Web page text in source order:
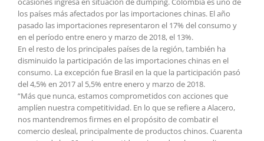
los países más afectados por las importaciones chinas. El año
pasado las importaciones representaron el 17% del consumo y
en el período entre enero y marzo de 2018, el 13%.
En el resto de los principales países de la región, también ha
disminuido la participación de las importaciones chinas en el
consumo. La excepción fue Brasil en la que la participación pasó
del 4,5% en 2017 al 5,5% entre enero y marzo de 2018.
“Más que nunca, estamos comprometidos con acciones que
amplíen nuestra competitividad. En lo que se refiere a Alacero,
nos mantendremos firmes en el propósito de combatir el
comercio desleal, principalmente de productos chinos. Cuarenta